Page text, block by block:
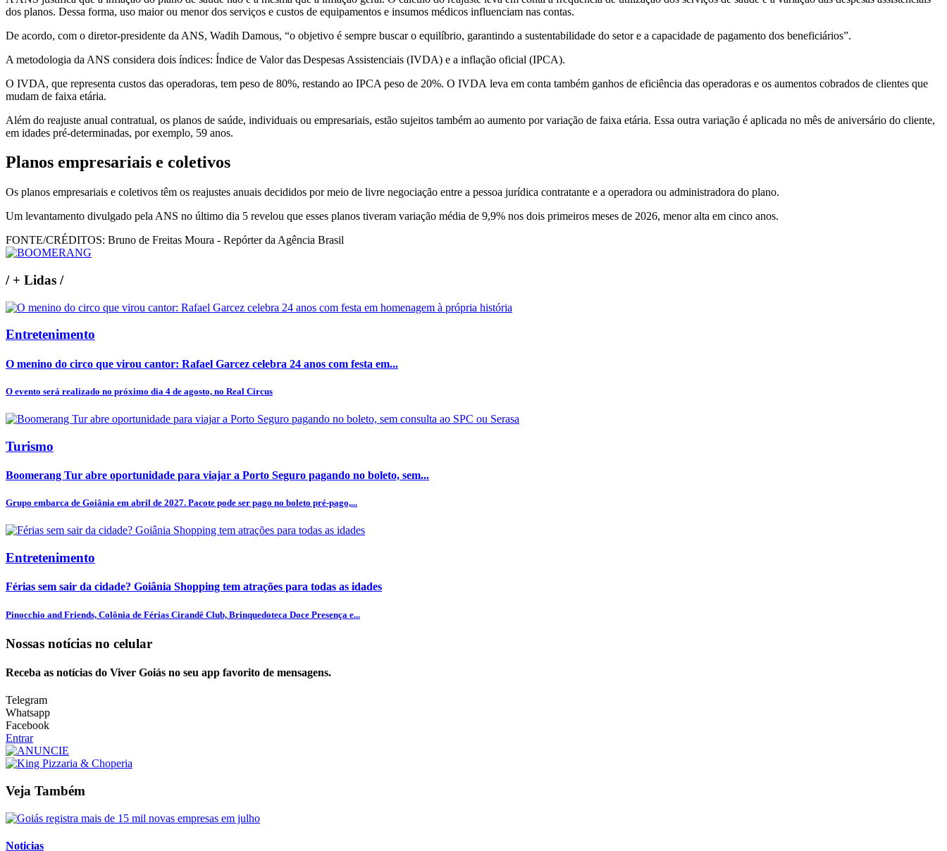
dos planos. Dessa forma, uso maior ou menor dos serviços e custos de equipamentos e insumos médicos influenciam nas contas.
De acordo, com o diretor-presidente da ANS, Wadih Damous, “o objetivo é sempre buscar o equilíbrio, garantindo a sustentabilidade do setor e a capacidade de pagamento dos beneficiários”.
A metodologia da ANS considera dois índices: Índice de Valor das Despesas Assistenciais (IVDA) e a inflação oficial (IPCA).
O IVDA, que representa custos das operadoras, tem peso de 80%, restando ao IPCA peso de 20%. O IVDA leva em conta também ganhos de eficiência das operadoras e os aumentos cobrados de clientes que
mudam de faixa etária.
Além do reajuste anual contratual, os planos de saúde, individuais ou empresariais, estão sujeitos também ao aumento por variação de faixa etária. Essa outra variação é aplicada no mês de aniversário do cliente,
em idades pré-determinadas, por exemplo, 59 anos.
Planos empresariais e coletivos
Os planos empresariais e coletivos têm os reajustes anuais decididos por meio de livre negociação entre a pessoa jurídica contratante e a operadora ou administradora do plano.
Um levantamento divulgado pela ANS no último dia 5 revelou que esses planos tiveram variação média de 9,9% nos dois primeiros meses de 2026, menor alta em cinco anos.
FONTE/CRÉDITOS: Bruno de Freitas Moura - Repórter da Agência Brasil
/+ Lidas /
Entretenimento
O menino do circo que virou cantor: Rafael Garcez celebra 24 anos com festa em...
O evento será realizado no próximo dia 4 de agosto, no Real Circus
Turismo
Boomerang Tur abre oportunidade para viajar a Porto Seguro pagando no boleto, sem...
Grupo embarca de Goiânia em abril de 2027. Pacote pode ser pago no boleto pré-pago,...
Entretenimento
Férias sem sair da cidade? Goiânia Shopping tem atrações para todas as idades
Pinocchio and Friends, Colônia de Férias Cirandê Club, Brinquedoteca Doce Presença e...
Nossas notícias no celular
Receba as notícias do Viver Goiás no seu app favorito de mensagens.
Telegram
Whatsapp
Facebook
Entrar
Veja Também
Noticias